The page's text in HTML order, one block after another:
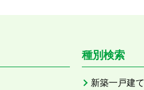
種別検索
新築一戸建て